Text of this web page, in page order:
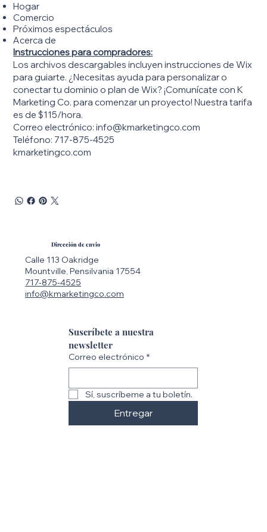
Hogar
Comercio
Próximos espectáculos
Acerca de
Instrucciones para compradores:
Los archivos descargables incluyen instrucciones de Wix
para guiarte. ¿Necesitas ayuda para personalizar o
conectar tu dominio o plan de Wix? ¡Comunícate con K
Marketing Co. para comenzar un proyecto! Nuestra tarifa
es de $115/hora.
Correo electrónico:info@kmarketingco.com
Teléfono: 717-875-4525
kmarketingco.com
Dirección de envio
Calle 113 Oakridge
Mountville, Pensilvania 17554
717-875-4525
info@kmarketingco.com
Suscríbete a nuestra
newsletter
Correo electrónico *
Sí, suscríbeme a tu boletín.
Entregar